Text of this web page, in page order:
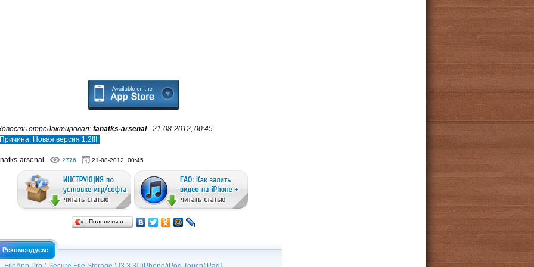
отредактировал: fanatks-arsenal- 21-08-2012, 00:45
Причина: Новая версия 1.2!!!
arsenal 2776 21-08-2012, 00:45
Поделиться…
Рекомендуем: